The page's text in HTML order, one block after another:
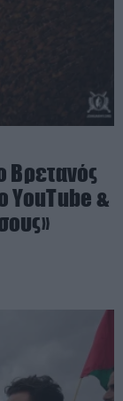
Βρετανός
YouTube &